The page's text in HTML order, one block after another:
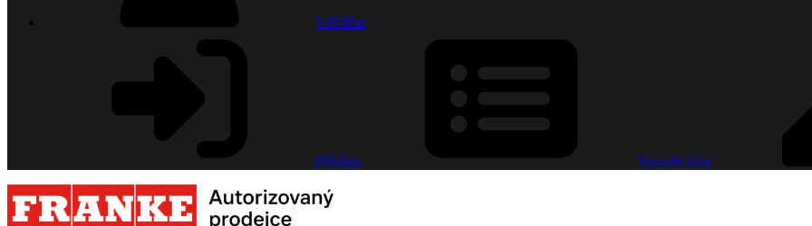
Váš účet
Přihlásit Vytvořit účet